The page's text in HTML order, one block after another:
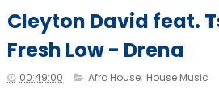
Cleyton David feat.
Fresh Low - Drena
00:49:00 Afro House, House Music